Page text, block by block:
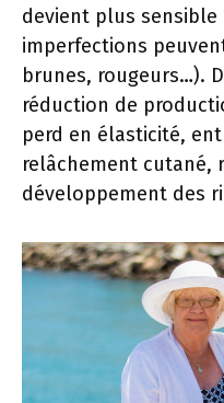
devient plus sensible
imperfections
brunes, rougeurs…).
réduction de
perd en élasticité,
relâchement cutané,
développement des